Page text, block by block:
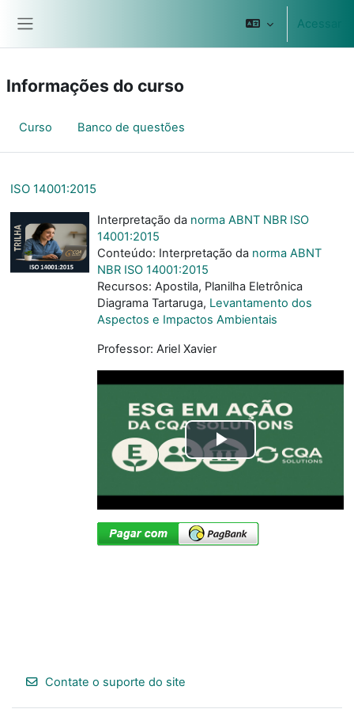
Acessar
Informações do curso
Curso Banco de questões
ISO 14001:2015
Interpretação da norma ABNT NBR ISO
14001:2015
Conteúdo: Interpretação da norma ABNT
NBR ISO 14001:2015
Recursos: Apostila, Planilha Eletrônica
Diagrama Tartaruga, Levantamento dos
Aspectos e Impactos Ambientais
Professor: Ariel Xavier
Tocar
Vídeo
Contate o suporte do site